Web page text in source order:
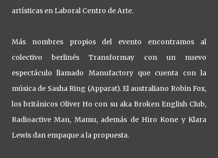
artísticas en Laboral Centro de Arte.
Más nombres propios del evento encontramos al
colectivo berlinés Transformay con un nuevo
espectáculo llamado Manufactory que cuenta con la
música de Sasha Ring (Apparat). El australiano Robin Fox,
los británicos Oliver Ho con su aka Broken English Club,
Radioactive Man, Mamu, además de Hiro Kone y Klara
Lewis dan empaque a la propuesta.